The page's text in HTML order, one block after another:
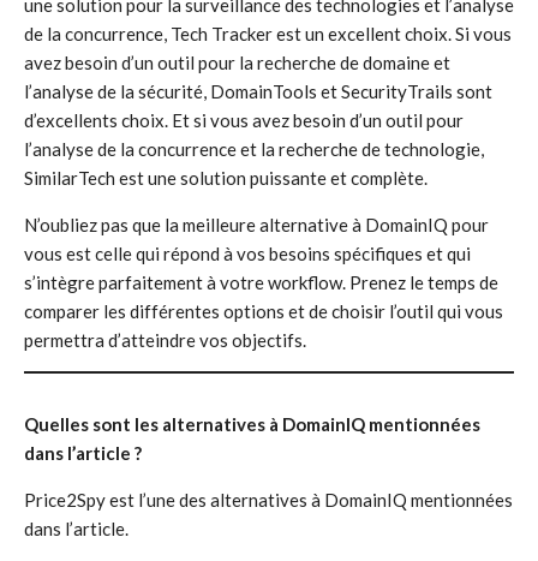
une solution pour la surveillance des technologies et l’analyse
de la concurrence, Tech Tracker est un excellent choix. Si vous
avez besoin d’un outil pour la recherche de domaine et
l’analyse de la sécurité, DomainTools et SecurityTrails sont
d’excellents choix. Et si vous avez besoin d’un outil pour
l’analyse de la concurrence et la recherche de technologie,
SimilarTech est une solution puissante et complète.
N’oubliez pas que la meilleure alternative à DomainIQ pour
vous est celle qui répond à vos besoins spécifiques et qui
s’intègre parfaitement à votre workflow. Prenez le temps de
comparer les différentes options et de choisir l’outil qui vous
permettra d’atteindre vos objectifs.
Quelles sont les alternatives à DomainIQ mentionnées
dans l’article ?
Price2Spy est l’une des alternatives à DomainIQ mentionnées
dans l’article.